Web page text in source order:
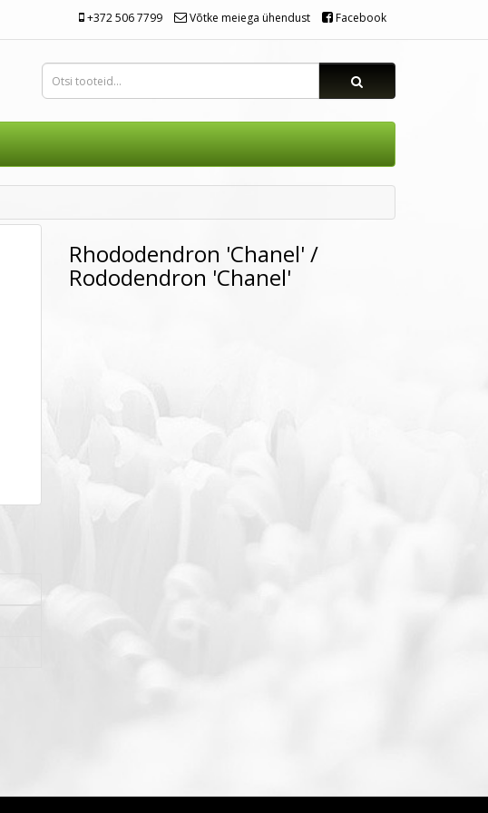
+372 506 7799 Võtke meiega ühendust Facebook
Rhododendron 'Chanel' /
Rododendron 'Chanel'